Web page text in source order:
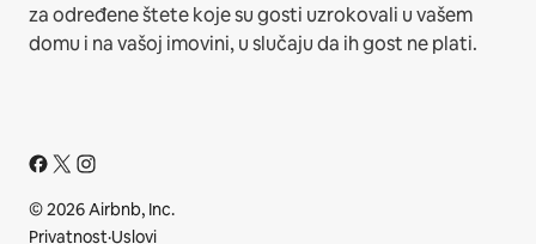
za određene štete koje su gosti uzrokovali u vašem
domu i na vašoj imovini, u slučaju da ih gost ne plati.
© 2026 Airbnb, Inc.
Privatnost·Uslovi